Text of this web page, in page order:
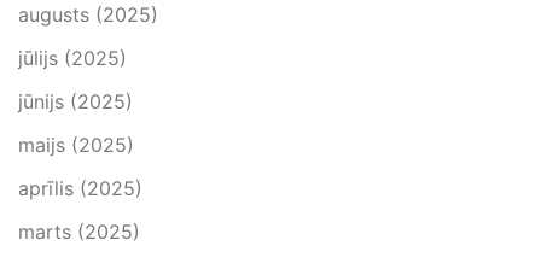
augusts (2025)
jūlijs (2025)
jūnijs (2025)
maijs (2025)
aprīlis (2025)
marts (2025)